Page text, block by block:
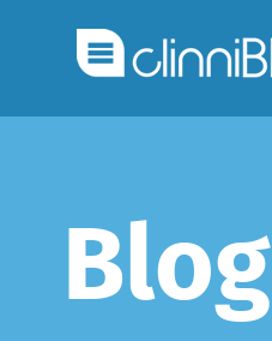
Blog